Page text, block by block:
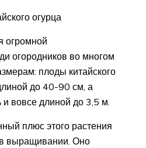
огурца
огромной
огородников во многом
плоды китайского
до 40-90 см, а
и вовсе длиной до 3,5 м.
плюс этого растения
выращивании. Оно